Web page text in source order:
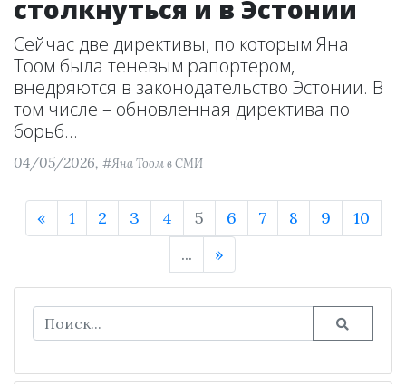
столкнуться и в Эстонии
Сейчас две директивы, по которым Яна
Тоом была теневым рапортером,
внедряются в законодательство Эстонии. В
том числе – обновленная директива по
борьб...
04/05/2026, #Яна Тоом в СМИ
« 1 2 3 4 5 6 7 8 9
10
...
»